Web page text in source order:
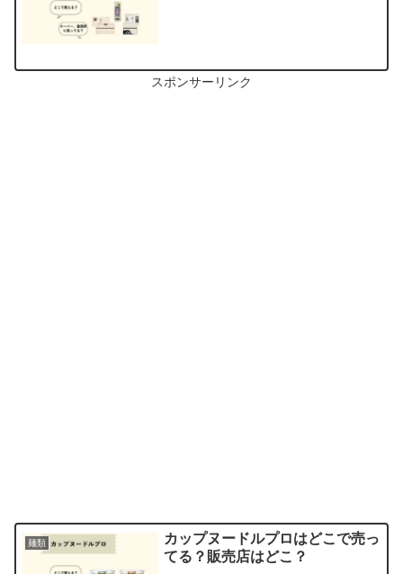
スポンサーリンク
麺類
カップヌードルプロはどこで売っ
てる？販売店はどこ？